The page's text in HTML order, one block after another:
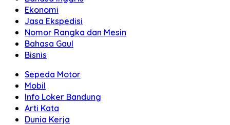
Ekonomi
Jasa Ekspedisi
Nomor Rangka dan Mesin
Bahasa Gaul
Bisnis
Sepeda Motor
Mobil
Info Loker Bandung
Arti Kata
Dunia Kerja